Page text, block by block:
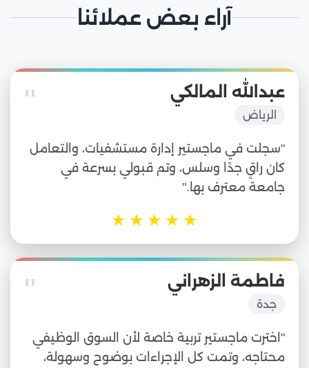
آراء بعض عملائنا
" عبدالله المالكي
الرياض
"سجلت في ماجستير إدارة مستشفيات، والتعامل
كان راقٍ جدًا وسلس، وتم قبولي بسرعة في
جامعة معترف بها."
★
★
★
★
★
" فاطمة الزهراني
جدة
"اخترت ماجستير تربية خاصة لأن السوق الوظيفي
محتاجه، وتمت كل الإجراءات بوضوح وسهولة،